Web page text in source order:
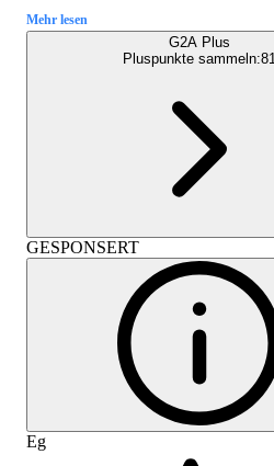
Mehr lesen
G2A Plus
Pluspunkte sammeln:81
GESPONSERT
Eg